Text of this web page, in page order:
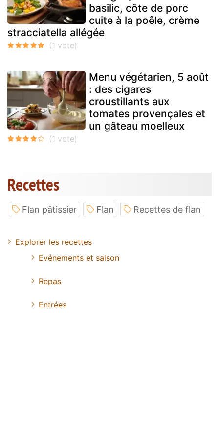
basilic, côte de porc
cuite à la poêle, crème
stracciatella allégée
Menu végétarien, 5 août
: des cigares
croustillants aux
tomates provençales et
un gâteau moelleux
Recettes
Flan pâtissier Flan Recettes de flan
Explorer les recettes
Evénements et saison
Repas
Entrées